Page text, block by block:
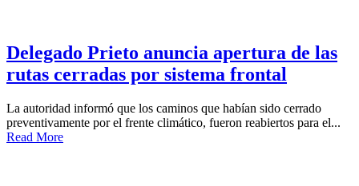
Delegado Prieto anuncia apertura de las
rutas cerradas por sistema frontal
La autoridad informó que los caminos que habían sido cerrado
preventivamente por el frente climático, fueron reabiertos para el...
Read More